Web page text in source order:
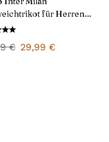
für Herren
99
€ 29,99 €